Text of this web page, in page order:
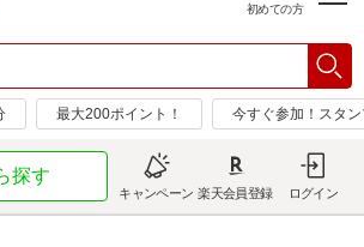
初めての方
最大200ポイント！ 今すぐ参加！スタ
探す
キャンペーン 楽天会員登録 ログイン